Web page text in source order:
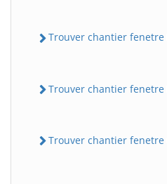
Trouver chantier fenetre
Trouver chantier fenetre
Trouver chantier fenetre